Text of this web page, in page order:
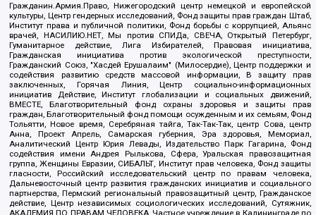
Гражданин.Армия.Право, Нижегородский центр немецкой и европейской
культуры, Центр гендерных исследований, Фонд защиты прав граждан Штаб,
Институт права и публичной политики, Фонд борьбы с коррупцией, Альянс
врачей, НАСИЛИЮ.НЕТ, Мы против СПИДа, СВЕЧА, Открытый Петербург,
Гуманитарное действие, Лига Избирателей, Правовая инициатива,
Гражданская инициатива против экологической преступности,
Гражданский Союз, "Хасдей Ерушалаим" (Милосердие), Центр поддержки и
содействия развитию средств массовой информации, В защиту прав
заключенных, Горячая Линия, Центр социально-информационных
инициатив Действие, Институт глобализации и социальных движений,
ВМЕСТЕ, Благотворительный фонд охраны здоровья и защиты прав
граждан, Благотворительный фонд помощи осужденным и их семьям, Фонд
Тольятти, Новое время, Серебряная тайга, Так-Так-Так, центр Сова, центр
Анна, Проект Апрель, Самарская губерния, Эра здоровья, Мемориал,
Аналитический Центр Юрия Левады, Издательство Парк Гагарина, Фонд
содействия имени Андрея Рылькова, Сфера, Уральская правозащитная
группа, Женщины Евразии, СИБАЛЬТ, Институт прав человека, Фонд защиты
гласности, Российский исследовательский центр по правам человека,
Дальневосточный центр развития гражданских инициатив и социального
партнерства, Пермский региональный правозащитный центр, Гражданское
действие, Центр независимых социологических исследований, Сутяжник,